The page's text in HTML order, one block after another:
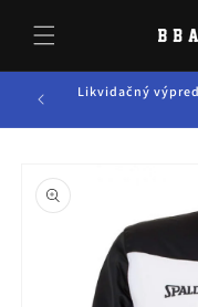
na
obsah
Likvidačný
informácie
o produkte